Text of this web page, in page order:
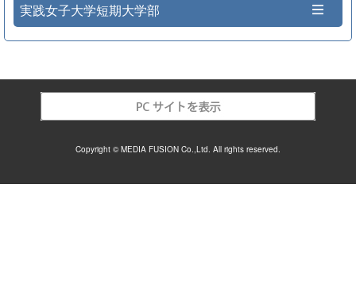
実践女子大学短期大学部
Copyright © MEDIA FUSION Co.,Ltd. All rights reserved.